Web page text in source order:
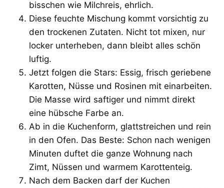
bisschen wie Milchreis, ehrlich.
Diese feuchte Mischung kommt vorsichtig zu
den trockenen Zutaten. Nicht tot mixen, nur
locker unterheben, dann bleibt alles schön
luftig.
Jetzt folgen die Stars: Essig, frisch geriebene
Karotten, Nüsse und Rosinen mit einarbeiten.
Die Masse wird saftiger und nimmt direkt
eine hübsche Farbe an.
Ab in die Kuchenform, glattstreichen und rein
in den Ofen. Das Beste: Schon nach wenigen
Minuten duftet die ganze Wohnung nach
Zimt, Nüssen und warmem Karottenteig.
Nach dem Backen darf der Kuchen